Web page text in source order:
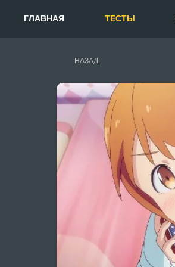
ГЛАВНАЯ ТЕСТЫ
НАЗАД